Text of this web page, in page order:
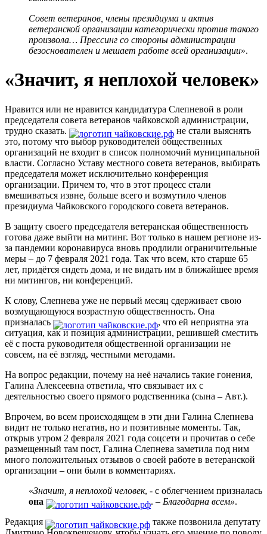
Совет ветеранов, члены президиума и актив
ветеранской организации категорически против такого
произвола… Прессинг со стороны администрации
безоснователен и мешает работе всей организации».
«Значит, я неплохой человек»
Нравится или не нравится кандидатура Слепневой в роли
председателя совета ветеранов чайковской администрации,
трудно сказать.
не стали выяснять
это, потому что выбор руководителей общественных
организаций не входит в список полномочий муниципальной
власти. Согласно Уставу местного совета ветеранов, выбирать
председателя может исключительно конференция
организации. Причем то, что в этот процесс стали
вмешиваться извне, больше всего и возмутило членов
президиума Чайковского городского совета ветеранов.
В защиту своего председателя ветеранская общественность
готова даже выйти на митинг. Вот только в нашем регионе из-
за пандемии коронавируса вновь продлили ограничительные
меры – до 7 февраля 2021 года. Так что всем, кто старше 65
лет, придётся сидеть дома, и не видать им в ближайшее время
ни митингов, ни конференций.
К слову, Слепнева уже не первый месяц сдерживает свою
возмущающуюся возрастную общественность. Она
призналась
, что ей неприятна эта
ситуация, как и позиция администрации, решившей сместить
её с поста руководителя общественной организации не
совсем, на её взгляд, честными методами.
На вопрос редакции, почему на неё начались такие гонения,
Галина Алексеевна ответила, что связывает их с
деятельностью своего прямого родственника (сына – Авт.).
Впрочем, во всем происходящем в эти дни Галина Слепнева
видит не только негатив, но и позитивные моменты. Так,
открыв утром 2 февраля 2021 года соцсети и прочитав о себе
размещенный там пост, Галина Слепнева заметила под ним
много положительных отзывов о своей работе в ветеранской
организации – они были в комментариях.
«Значит, я неплохой человек, - с облегчением призналась
она
. – Благодарна всем».
Редакция
также позвонила депутату